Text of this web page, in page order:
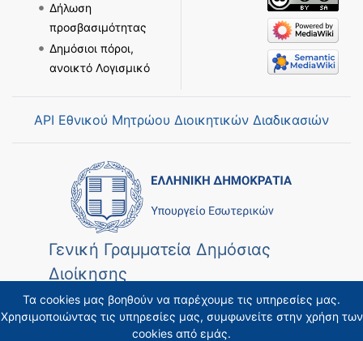
Τα cookies μας βοηθούν να παρέχουμε τις υπηρεσίες μας.
Χρησιμοποιώντας τις υπηρεσίες μας, συμφωνείτε στην χρήση των
cookies από εμάς.
Δήλωση
προσβασιμότητας
Δημόσιοι πόροι,
ανοικτό Λογισμικό
API Εθνικού Μητρώου Διοικητικών Διαδικασιών
Γενική Γραμματεία Δημόσιας
Διοίκησης